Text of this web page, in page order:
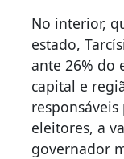
No interior,
estado,
ante 26% do
capital e
responsáveis
eleitores, a
governador